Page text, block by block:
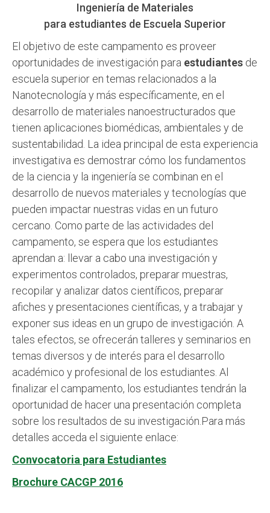
Ingeniería de Materiales
para estudiantes de Escuela Superior
El objetivo de este campamento es proveer
oportunidades de investigación para estudiantes de
escuela superior en temas relacionados a la
Nanotecnología y más específicamente, en el
desarrollo de materiales nanoestructurados que
tienen aplicaciones biomédicas, ambientales y de
sustentabilidad. La idea principal de esta experiencia
investigativa es demostrar cómo los fundamentos
de la ciencia y la ingeniería se combinan en el
desarrollo de nuevos materiales y tecnologías que
pueden impactar nuestras vidas en un futuro
cercano. Como parte de las actividades del
campamento, se espera que los estudiantes
aprendan a: llevar a cabo una investigación y
experimentos controlados, preparar muestras,
recopilar y analizar datos científicos, preparar
afiches y presentaciones científicas, y a trabajar y
exponer sus ideas en un grupo de investigación. A
tales efectos, se ofrecerán talleres y seminarios en
temas diversos y de interés para el desarrollo
académico y profesional de los estudiantes. Al
finalizar el campamento, los estudiantes tendrán la
oportunidad de hacer una presentación completa
sobre los resultados de su investigación.Para más
detalles acceda el siguiente enlace:
Convocatoria para Estudiantes
Brochure CACGP 2016